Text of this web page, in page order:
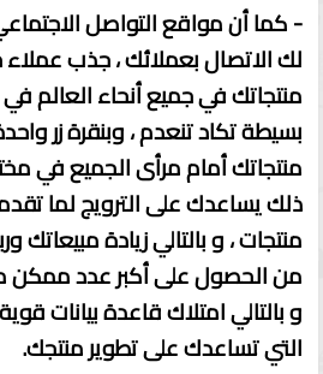
- كما أن مواقع التواصل
لك الاتصال بعملائك ، جذب
منتجاتك في جميع أنحاء العالم
بسيطة تكاد تنعدم ، وبنقرة زر
منتجاتك أمام مرأى الجميع في
ذلك يساعدك على الترويج لما
منتجات ، و بالتالي زيادة مبيعاتك
من الحصول على أكبر عدد ممكن
و بالتالي امتلاك قاعدة بيانات
التي تساعدك على تطوير منتجك.